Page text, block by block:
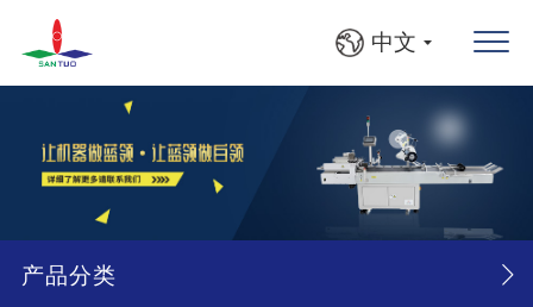
中文
产品分类